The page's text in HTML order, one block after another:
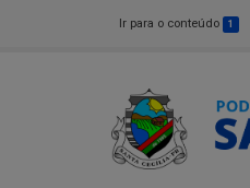
Ir para o conteúdo 1